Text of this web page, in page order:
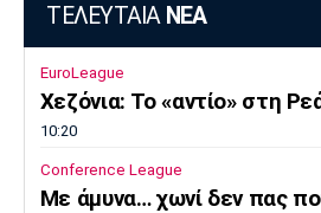
ΤΕΛΕΥΤΑΙΑ ΝΕΑ
EuroLeague
Χεζόνια: Το «αντίο» στη
10:20
Conference League
Με άμυνα… χωνί δεν πας